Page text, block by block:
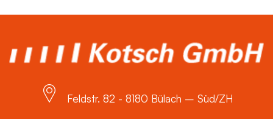
Feldstr. 82 - 8180 Bülach – Süd/ZH